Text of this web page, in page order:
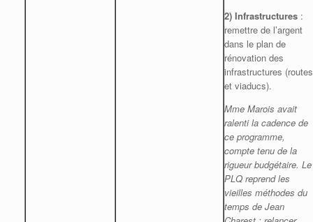
2) Infrastructures :
remettre de l’argent
dans le plan de
rénovation des
infrastructures (routes
et viaducs).
Mme Marois avait
ralenti la cadence de
ce programme,
compte tenu de la
rigueur budgétaire. Le
PLQ reprend les
vieilles méthodes du
temps de Jean